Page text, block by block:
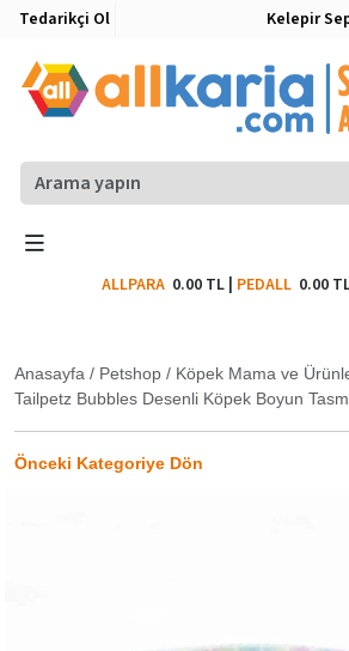
Tedarikçi Ol Kelepir
ALLPARA 0.00 TL| PEDALL 0.00
Anasayfa / Petshop / Köpek Mama ve
Tailpetz Bubbles Desenli Köpek Boyun
Önceki Kategoriye Dön